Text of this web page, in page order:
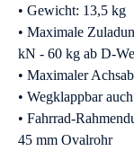
• Gewicht: 13,5 kg
• Maximale
kN - 60 kg ab D-
• Maximaler
• Wegklappbar
• Fahrrad-
45 mm Ovalrohr